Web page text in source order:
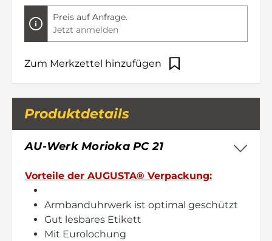
Preis auf Anfrage.
Jetzt anmelden
Zum Merkzettel hinzufügen
Produktdetails
AU-Werk Morioka PC 21
Vorteile der AUGUSTA® Verpackung:
Armbanduhrwerk ist optimal geschützt
Gut lesbares Etikett
Mit Eurolochung